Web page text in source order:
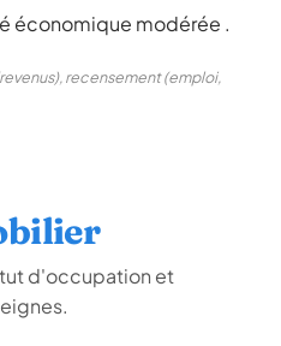
économique modérée .
recensement (emploi,
d'occupation et